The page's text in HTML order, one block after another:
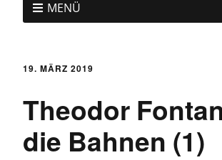
MENÜ
19. MÄRZ 2019
Theodor
die Bahnen (1)